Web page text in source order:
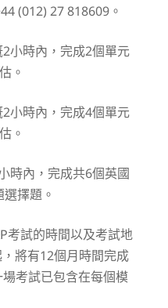
(012) 27 818609。
小時內，完成2個單元
。
小時內，完成4個單元
。
時內，完成共6個英國
擇題。
考試的時間以及考試地
將有12個月時間完成
考試已包含在每個模